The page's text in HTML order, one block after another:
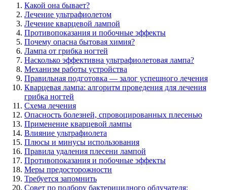
Какой она бывает?
Лечение ультрафиолетом
Лечение кварцевой лампой
Противопоказания и побочные эффекты
Почему опасна бытовая химия?
Лампа от грибка ногтей
Насколько эффективна ультрафиолетовая лампа?
Механизм работы устройства
Правильная подготовка — залог успешного лечения
Кварцевая лампа: алгоритм проведения для лечения
грибка ногтей
Схема лечения
Опасность болезней, спровоцированных плесенью
Применение кварцевой лампы
Влияние ультрафиолета
Плюсы и минусы использования
Правила удаления плесени лампой
Противопоказания и побочные эффекты
Меры предосторожности
Требуется запомнить
Совет по подбору бактерицидного облучателя: